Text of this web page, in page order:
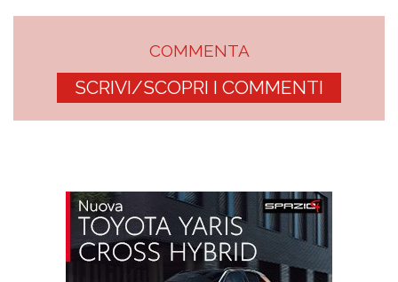
COMMENTA
SCRIVI/SCOPRI I COMMENTI